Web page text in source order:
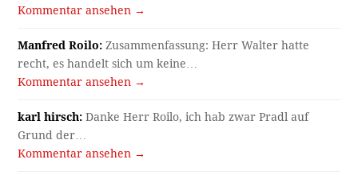
Kommentar ansehen →
Manfred Roilo: Zusammenfassung: Herr Walter hatte
recht, es handelt sich um keine…
Kommentar ansehen →
karl hirsch: Danke Herr Roilo, ich hab zwar Pradl auf
Grund der…
Kommentar ansehen →